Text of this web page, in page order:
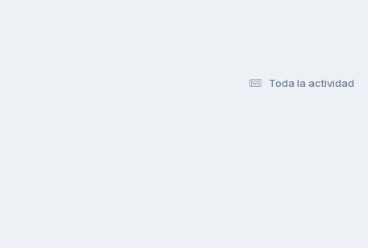
Toda la actividad